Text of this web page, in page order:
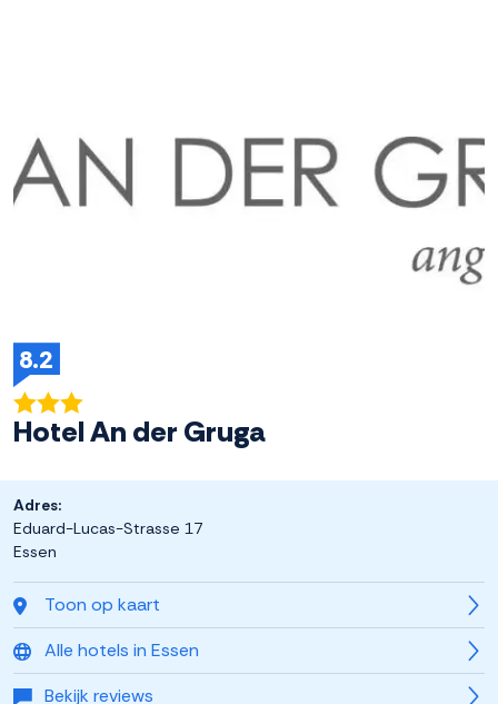
8.2
Hotel An der Gruga
Toon op kaart
Alle hotels in Essen
Bekijk reviews
Adres:
Eduard-Lucas-Strasse 17
Essen